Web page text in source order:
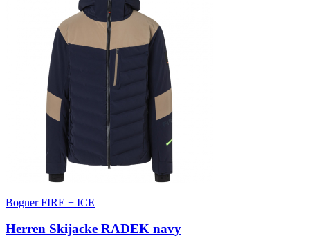
Bogner FIRE + ICE
Herren Skijacke RADEK navy